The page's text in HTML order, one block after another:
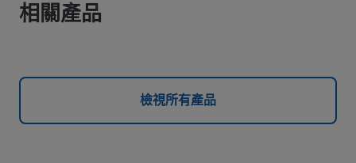
相關產品
檢視所有產品